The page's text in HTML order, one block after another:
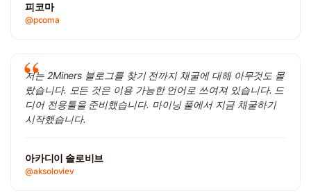
피코마
@pcoma
저는 2Miners 블로그를 찾기 전까지 채굴에 대해 아무것도 몰
랐습니다. 모든 것은 이용 가능한 언어로 쓰여져 있습니다. 드
디어 전용툴을 준비했습니다. 마이닝 풀에서 지금 채굴하기
시작했습니다.
아카디이 솔로비브
@aksoloviev